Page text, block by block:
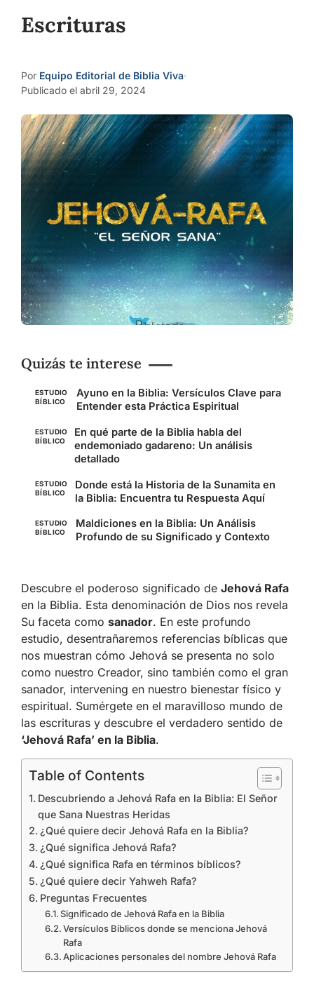
Escrituras
Por Equipo Editorial de Biblia Viva·
Publicado el abril 29, 2024
Quizás te interese
ESTUDIO
BÍBLICO
Ayuno en la Biblia: Versículos Clave para
Entender esta Práctica Espiritual
ESTUDIO
BÍBLICO
En qué parte de la Biblia habla del
endemoniado gadareno: Un análisis
detallado
ESTUDIO
BÍBLICO
Donde está la Historia de la Sunamita en
la Biblia: Encuentra tu Respuesta Aquí
ESTUDIO
BÍBLICO
Maldiciones en la Biblia: Un Análisis
Profundo de su Significado y Contexto
Descubre el poderoso significado de Jehová Rafa
en la Biblia. Esta denominación de Dios nos revela
Su faceta como sanador. En este profundo
estudio, desentrañaremos referencias bíblicas que
nos muestran cómo Jehová se presenta no solo
como nuestro Creador, sino también como el gran
sanador, intervening en nuestro bienestar físico y
espiritual. Sumérgete en el maravilloso mundo de
las escrituras y descubre el verdadero sentido de
‘Jehová Rafa’ en la Biblia.
Table of Contents
Descubriendo a Jehová Rafa en la Biblia: El Señor
que Sana Nuestras Heridas
¿Qué quiere decir Jehová Rafa en la Biblia?
¿Qué significa Jehová Rafa?
¿Qué significa Rafa en términos bíblicos?
¿Qué quiere decir Yahweh Rafa?
Preguntas Frecuentes
Significado de Jehová Rafa en la Biblia
Versículos Bíblicos donde se menciona Jehová
Rafa
Aplicaciones personales del nombre Jehová Rafa